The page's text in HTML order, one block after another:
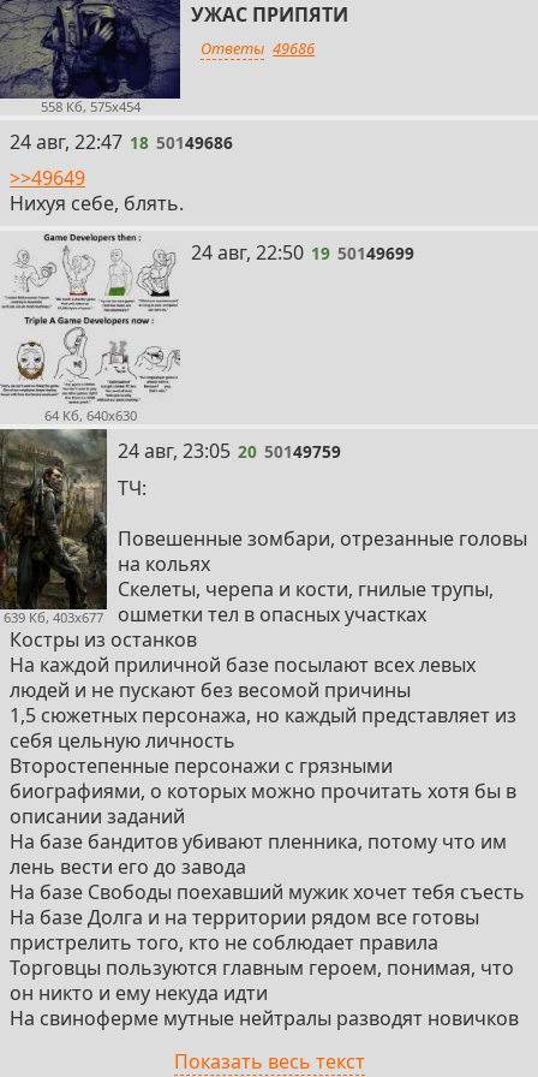
558 Кб, 575x454
УЖАС ПРИПЯТИ
Ответы 49686
18
24 авг, 22:47 18 50149686
>>49649
Нихуя себе, блять.
64 Кб, 640x630
19
24 авг, 22:50 19 50149699
639 Кб, 403x677
20
24 авг, 23:05 20 50149759
ТЧ:
Повешенные зомбари, отрезанные головы
на кольях
Скелеты, черепа и кости, гнилые трупы,
ошметки тел в опасных участках
Костры из останков
На каждой приличной базе посылают всех левых
людей и не пускают без весомой причины
1,5 сюжетных персонажа, но каждый представляет из
себя цельную личность
Второстепенные персонажи с грязными
биографиями, о которых можно прочитать хотя бы в
описании заданий
На базе бандитов убивают пленника, потому что им
лень вести его до завода
На базе Свободы поехавший мужик хочет тебя съесть
На базе Долга и на территории рядом все готовы
пристрелить того, кто не соблюдает правила
Торговцы пользуются главным героем, понимая, что
он никто и ему некуда идти
На свиноферме мутные нейтралы разводят новичков
Военные щемят сталкеров, а где не щемят, там доят и
Показать весь текст